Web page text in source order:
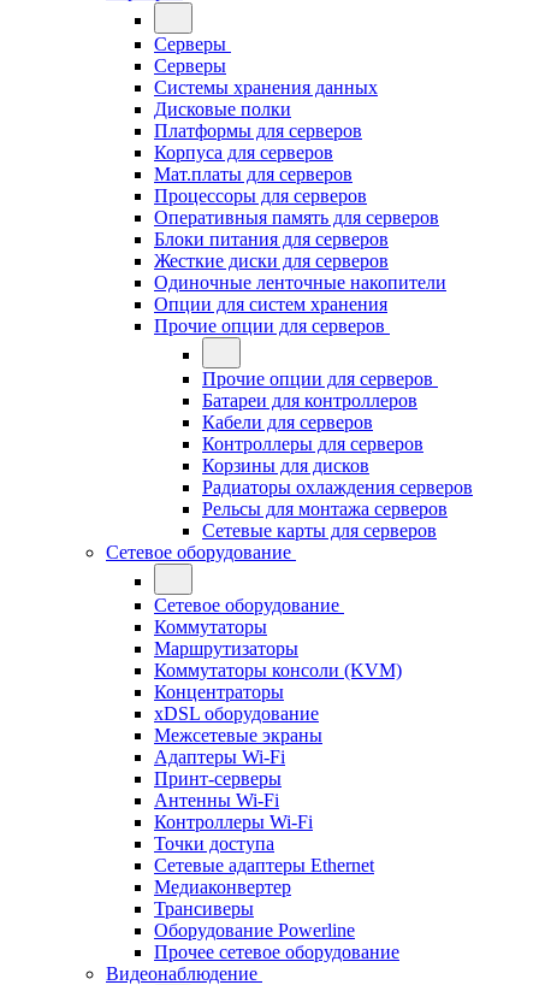
Серверы
Серверы
Системы хранения данных
Дисковые полки
Платформы для серверов
Корпуса для серверов
Мат.платы для серверов
Процессоры для серверов
Оперативныя память для серверов
Блоки питания для серверов
Жесткие диски для серверов
Одиночные ленточные накопители
Опции для систем хранения
Прочие опции для серверов
Прочие опции для серверов
Батареи для контроллеров
Кабели для серверов
Контроллеры для серверов
Корзины для дисков
Радиаторы охлаждения серверов
Рельсы для монтажа серверов
Сетевые карты для серверов
Сетевое оборудование
Сетевое оборудование
Коммутаторы
Маршрутизаторы
Коммутаторы консоли (KVM)
Концентраторы
xDSL оборудование
Межсетевые экраны
Адаптеры Wi-Fi
Принт-серверы
Антенны Wi-Fi
Контроллеры Wi-Fi
Точки доступа
Сетевые адаптеры Ethernet
Медиаконвертер
Трансиверы
Оборудование Powerline
Прочее сетевое оборудование
Видеонаблюдение